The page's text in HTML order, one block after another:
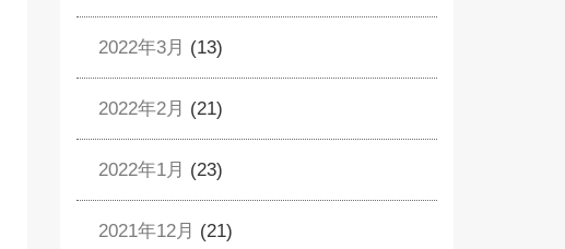
2022年3月 (13)
2022年2月 (21)
2022年1月 (23)
2021年12月 (21)